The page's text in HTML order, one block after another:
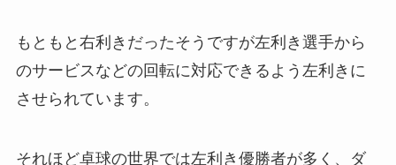
もともと右利きだったそうですが左利き選手から
のサービスなどの回転に対応できるよう左利きに
させられています。
それほど卓球の世界では左利き優勝者が多く、ダ